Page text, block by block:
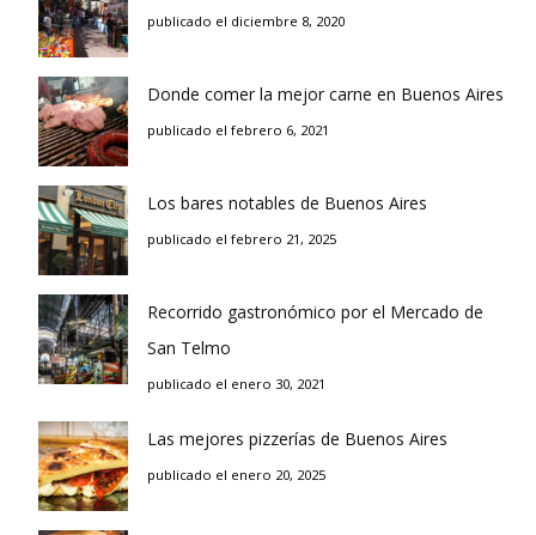
publicado el diciembre 8, 2020
Donde comer la mejor carne en Buenos Aires
publicado el febrero 6, 2021
Los bares notables de Buenos Aires
publicado el febrero 21, 2025
Recorrido gastronómico por el Mercado de
San Telmo
publicado el enero 30, 2021
Las mejores pizzerías de Buenos Aires
publicado el enero 20, 2025